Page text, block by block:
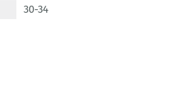
30-34